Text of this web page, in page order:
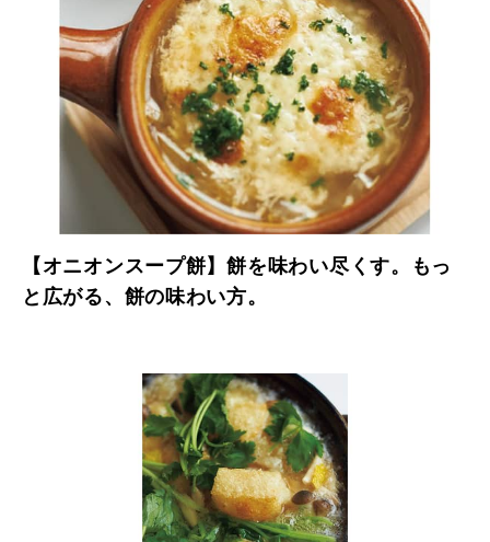
【オニオンスープ餅】餅を味わい尽くす。もっ
と広がる、餅の味わい方。